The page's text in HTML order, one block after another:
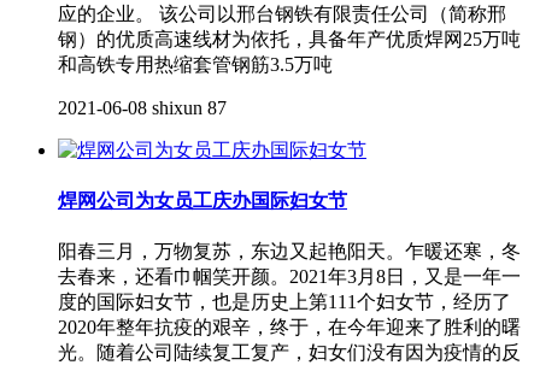
应的企业。 该公司以邢台钢铁有限责任公司（简称邢
钢）的优质高速线材为依托，具备年产优质焊网25万吨
和高铁专用热缩套管钢筋3.5万吨
2021-06-08 shixun 87
焊网公司为女员工庆办国际妇女节
阳春三月，万物复苏，东边又起艳阳天。乍暖还寒，冬
去春来，还看巾帼笑开颜。2021年3月8日，又是一年一
度的国际妇女节，也是历史上第111个妇女节，经历了
2020年整年抗疫的艰辛，终于，在今年迎来了胜利的曙
光。随着公司陆续复工复产，妇女们没有因为疫情的反